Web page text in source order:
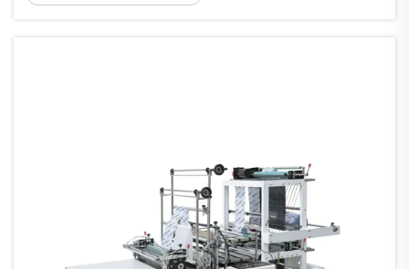
direktang nagtatakda ng kalidad ng